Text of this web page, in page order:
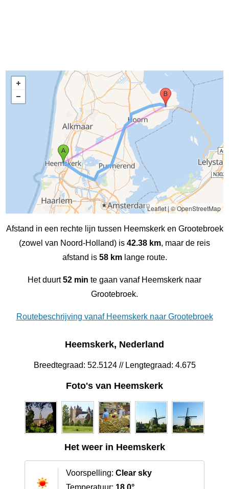
Leaflet|© OpenStreetMap
Afstand in een rechte lijn tussen Heemskerk en Grootebroek
(zowel van Noord-Holland) is 42.38 km, maar de reis
afstand is 58 kmlange route.
Het duurt52 min te gaan vanaf Heemskerk naar
Grootebroek.
Routebeschrijving vanaf Heemskerk naar Grootebroek
Heemskerk, Nederland
Breedtegraad: 52.5124 // Lengtegraad: 4.675
Foto's van Heemskerk
Het weer in Heemskerk
Voorspelling: Clear sky